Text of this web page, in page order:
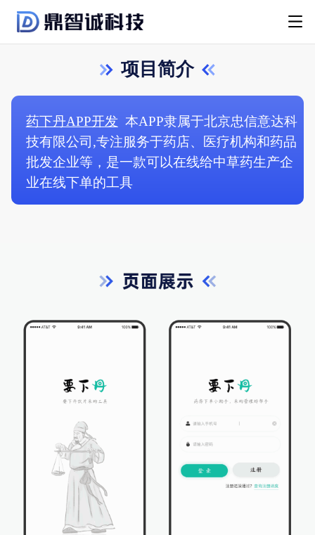
项目简介
药下丹APP开发本APP隶属于北京忠信意达科
技有限公司,专注服务于药店、医疗机构和药品
批发企业等，是一款可以在线给中草药生产企
业在线下单的工具